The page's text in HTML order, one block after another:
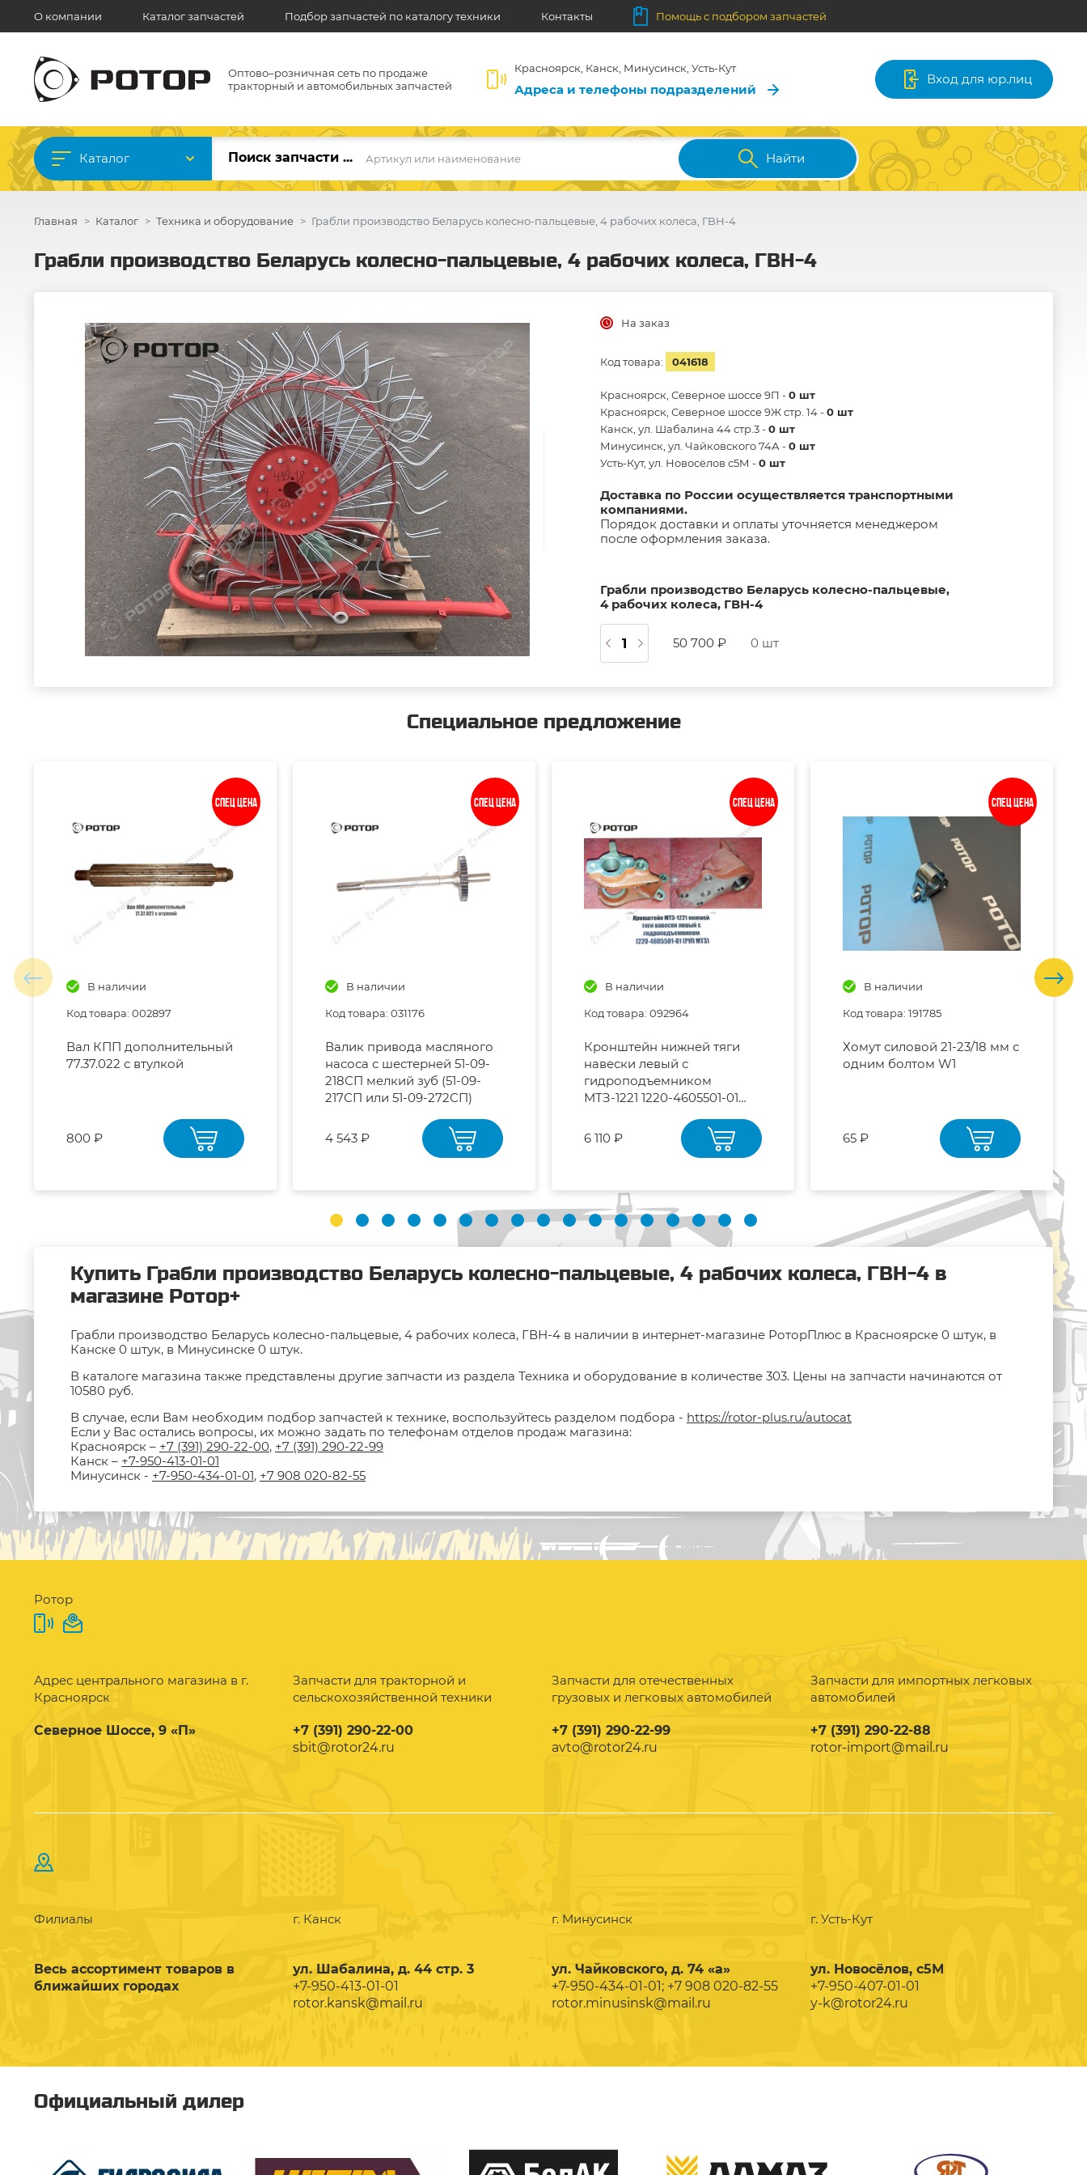
О компании Каталог запчастей Подбор запчастей по каталогу техники Контакты Помощь с подбором запчастей
Оптово–розничная сеть по продаже
тракторный и автомобильных запчастей
Красноярск, Канск, Минусинск, Усть-Кут
Адреса и телефоны подразделений
Вход для юр.лиц
Каталог Артикул или наименование Найти
Главная Каталог Техника и оборудование Грабли производство Беларусь колесно-пальцевые, 4 рабочих колеса, ГВН-4
Грабли производство Беларусь колесно-пальцевые, 4 рабочих колеса, ГВН-4
На заказ
Код товара: 041618
Красноярск, Северное шоссе 9П -0 шт
Красноярск, Северное шоссе 9Ж стр. 14 -0 шт
Канск, ул. Шабалина 44 стр.3 -0 шт
Минусинск, ул. Чайковского 74А -0 шт
Усть-Кут, ул. Новосёлов с5М -0 шт
Доставка по России осуществляется транспортными
компаниями.
Порядок доставки и оплаты уточняется менеджером
после оформления заказа.
Грабли производство Беларусь колесно-пальцевые,
4 рабочих колеса, ГВН-4
50 700 ₽ 0 шт
Специальное предложение
Спец цена
В наличии
Код товара: 002897
Вал КПП дополнительный
77.37.022 с втулкой
800 ₽
Спец цена
В наличии
Код товара: 031176
Валик привода масляного
насоса с шестерней 51-09-
218СП мелкий зуб (51-09-
217СП или 51-09-272СП)
4 543 ₽
Спец цена
В наличии
Код товара: 092964
Кронштейн нижней тяги
навески левый с
гидроподъемником
МТЗ-1221 1220-4605501-01
6 110 ₽
Спец цена
В наличии
Код товара: 191785
Хомут силовой 21-23/18 мм с
одним болтом W1
65 ₽
Купить Грабли производство Беларусь колесно-пальцевые, 4 рабочих колеса, ГВН-4 в
магазине Ротор+
Грабли производство Беларусь колесно-пальцевые, 4 рабочих колеса, ГВН-4 в наличии в интернет-магазине РоторПлюс в Красноярске 0 штук, в
Канске 0 штук, в Минусинске 0 штук.
В каталоге магазина также представлены другие запчасти из раздела Техника и оборудование в количестве 303. Цены на запчасти начинаются от
10580 руб.
В случае, если Вам необходим подбор запчастей к технике, воспользуйтесь разделом подбора - https://rotor-plus.ru/autocat
Если у Вас остались вопросы, их можно задать по телефонам отделов продаж магазина:
Красноярск – +7 (391) 290-22-00, +7 (391) 290-22-99
Канск – +7-950-413-01-01
Минусинск - +7-950-434-01-01, +7 908 020-82-55
Ротор
Адрес центрального магазина в г.
Красноярск
Северное Шоссе, 9 «П»
Запчасти для тракторной и
сельскохозяйственной техники
+7 (391) 290-22-00
sbit@rotor24.ru
Запчасти для отечественных
грузовых и легковых автомобилей
+7 (391) 290-22-99
avto@rotor24.ru
Запчасти для импортных легковых
автомобилей
+7 (391) 290-22-88
rotor-import@mail.ru
Филиалы
Весь ассортимент товаров в
ближайших городах
г. Канск
ул. Шабалина, д. 44 стр. 3
+7-950-413-01-01
rotor.kansk@mail.ru
г. Минусинск
ул. Чайковского, д. 74 «а»
+7-950-434-01-01; +7 908 020-82-55
rotor.minusinsk@mail.ru
г. Усть-Кут
ул. Новосёлов, с5М
+7-950-407-01-01
y-k@rotor24.ru
Официальный дилер